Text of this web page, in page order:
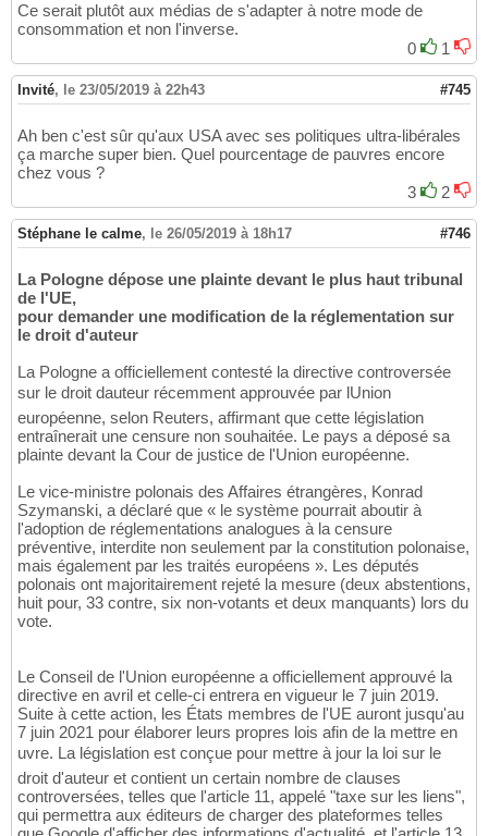
Ce serait plutôt aux médias de s'adapter à notre mode de
consommation et non l'inverse.
0
1
Invité, le 23/05/2019 à 22h43 #745
Ah ben c'est sûr qu'aux USA avec ses politiques ultra-libérales
ça marche super bien. Quel pourcentage de pauvres encore
chez vous ?
3
2
Stéphane le calme, le 26/05/2019 à 18h17 #746
La Pologne dépose une plainte devant le plus haut tribunal
de l'UE,
pour demander une modification de la réglementation sur
le droit d'auteur
La Pologne a officiellement contesté la directive controversée
sur le droit dauteur récemment approuvée par lUnion
européenne, selon Reuters, affirmant que cette législation
entraînerait une censure non souhaitée. Le pays a déposé sa
plainte devant la Cour de justice de l'Union européenne.
Le vice-ministre polonais des Affaires étrangères, Konrad
Szymanski, a déclaré que « le système pourrait aboutir à
l'adoption de réglementations analogues à la censure
préventive, interdite non seulement par la constitution polonaise,
mais également par les traités européens ». Les députés
polonais ont majoritairement rejeté la mesure (deux abstentions,
huit pour, 33 contre, six non-votants et deux manquants) lors du
vote.
Le Conseil de l'Union européenne a officiellement approuvé la
directive en avril et celle-ci entrera en vigueur le 7 juin 2019.
Suite à cette action, les États membres de l'UE auront jusqu'au
7 juin 2021 pour élaborer leurs propres lois afin de la mettre en
uvre. La législation est conçue pour mettre à jour la loi sur le
droit d'auteur et contient un certain nombre de clauses
controversées, telles que l'article 11, appelé "taxe sur les liens",
qui permettra aux éditeurs de charger des plateformes telles